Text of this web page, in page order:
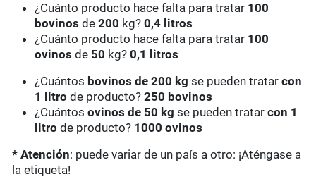
¿Cuánto producto hace falta para tratar 100
bovinosde 200 kg?0,4 litros
¿Cuánto producto hace falta para tratar 100
ovinosde 50 kg?0,1 litros
¿Cuántos bovinos de 200 kg se pueden tratarcon
1 litro de producto?250 bovinos
¿Cuántosovinos de 50 kg se pueden tratarcon 1
litro de producto? 1000 ovinos
* Atención: puede variar de un país a otro: ¡Aténgase a
la etiqueta!